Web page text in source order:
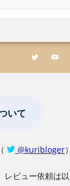
いて
@kuribloger
ビュー依頼は以